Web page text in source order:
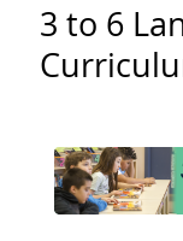
3 to 6